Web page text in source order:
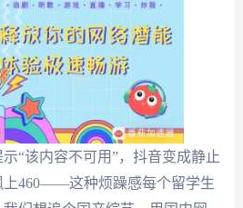
“该内容不可用”，抖音变成静止
上460——这种烦躁感每个留学生